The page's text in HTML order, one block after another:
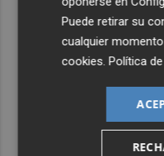
Puede retirar su
cualquier
cookies .Política